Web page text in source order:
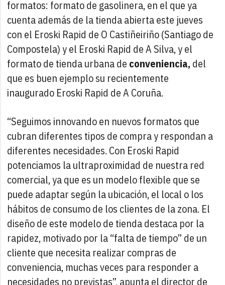
formatos: formato de gasolinera, en el que ya
cuenta además de la tienda abierta este jueves
con el Eroski Rapid de O Castiñeiriño (Santiago de
Compostela) y el Eroski Rapid de A Silva, y el
formato de tienda urbana de conveniencia, del
que es buen ejemplo su recientemente
inaugurado Eroski Rapid de A Coruña.
“Seguimos innovando en nuevos formatos que
cubran diferentes tipos de compra y respondan a
diferentes necesidades. Con Eroski Rapid
potenciamos la ultraproximidad de nuestra red
comercial, ya que es un modelo flexible que se
puede adaptar según la ubicación, el local o los
hábitos de consumo de los clientes de la zona. El
diseño de este modelo de tienda destaca por la
rapidez, motivado por la “falta de tiempo” de un
cliente que necesita realizar compras de
conveniencia, muchas veces para responder a
necesidades no previstas”, apunta el director de